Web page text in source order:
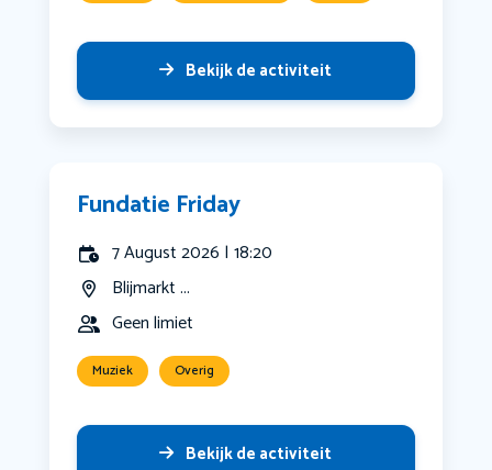
Bekijk de activiteit
Fundatie Friday
7 August 2026 | 18:20
Blijmarkt ...
Geen limiet
Muziek Overig
Bekijk de activiteit